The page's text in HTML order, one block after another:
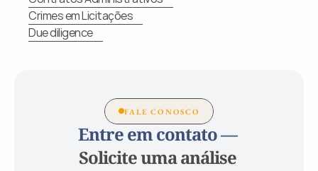
Crimes em Licitações
Due diligence
FALE CONOSCO
Entre em contato —
Solicite uma análise